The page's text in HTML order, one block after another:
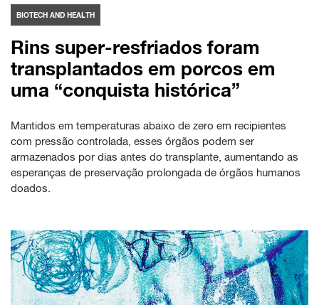
BIOTECH AND HEALTH
Rins super-resfriados foram
transplantados em porcos em
uma “conquista histórica”
Mantidos em temperaturas abaixo de zero em recipientes
com pressão controlada, esses órgãos podem ser
armazenados por dias antes do transplante, aumentando as
esperanças de preservação prolongada de órgãos humanos
doados.